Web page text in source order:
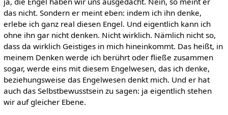
das nicht. Sondern er meint eben: indem ich ihn denke,
erlebe ich ganz real diesen Engel. Und eigentlich kann ich
ohne ihn gar nicht denken. Nicht wirklich. Nämlich nicht so,
dass da wirklich Geistiges in mich hineinkommt. Das heißt, in
meinem Denken werde ich berührt oder fließe zusammen
sogar, werde eins mit diesem Engelwesen, das ich denke,
beziehungsweise das Engelwesen denkt mich. Und er hat
auch das Selbstbewusstsein zu sagen: ja eigentlich stehen
wir auf gleicher Ebene.